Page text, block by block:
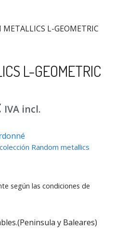
L-GEOMETRIC
L-GEOMETRIC
IVA incl.
Random metallics
según las condiciones de
y Baleares)